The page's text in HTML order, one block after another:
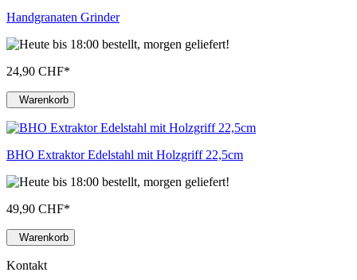
Handgranaten Grinder
24,90 CHF*
Warenkorb
BHO Extraktor Edelstahl mit Holzgriff 22,5cm
49,90 CHF*
Warenkorb
Kontakt